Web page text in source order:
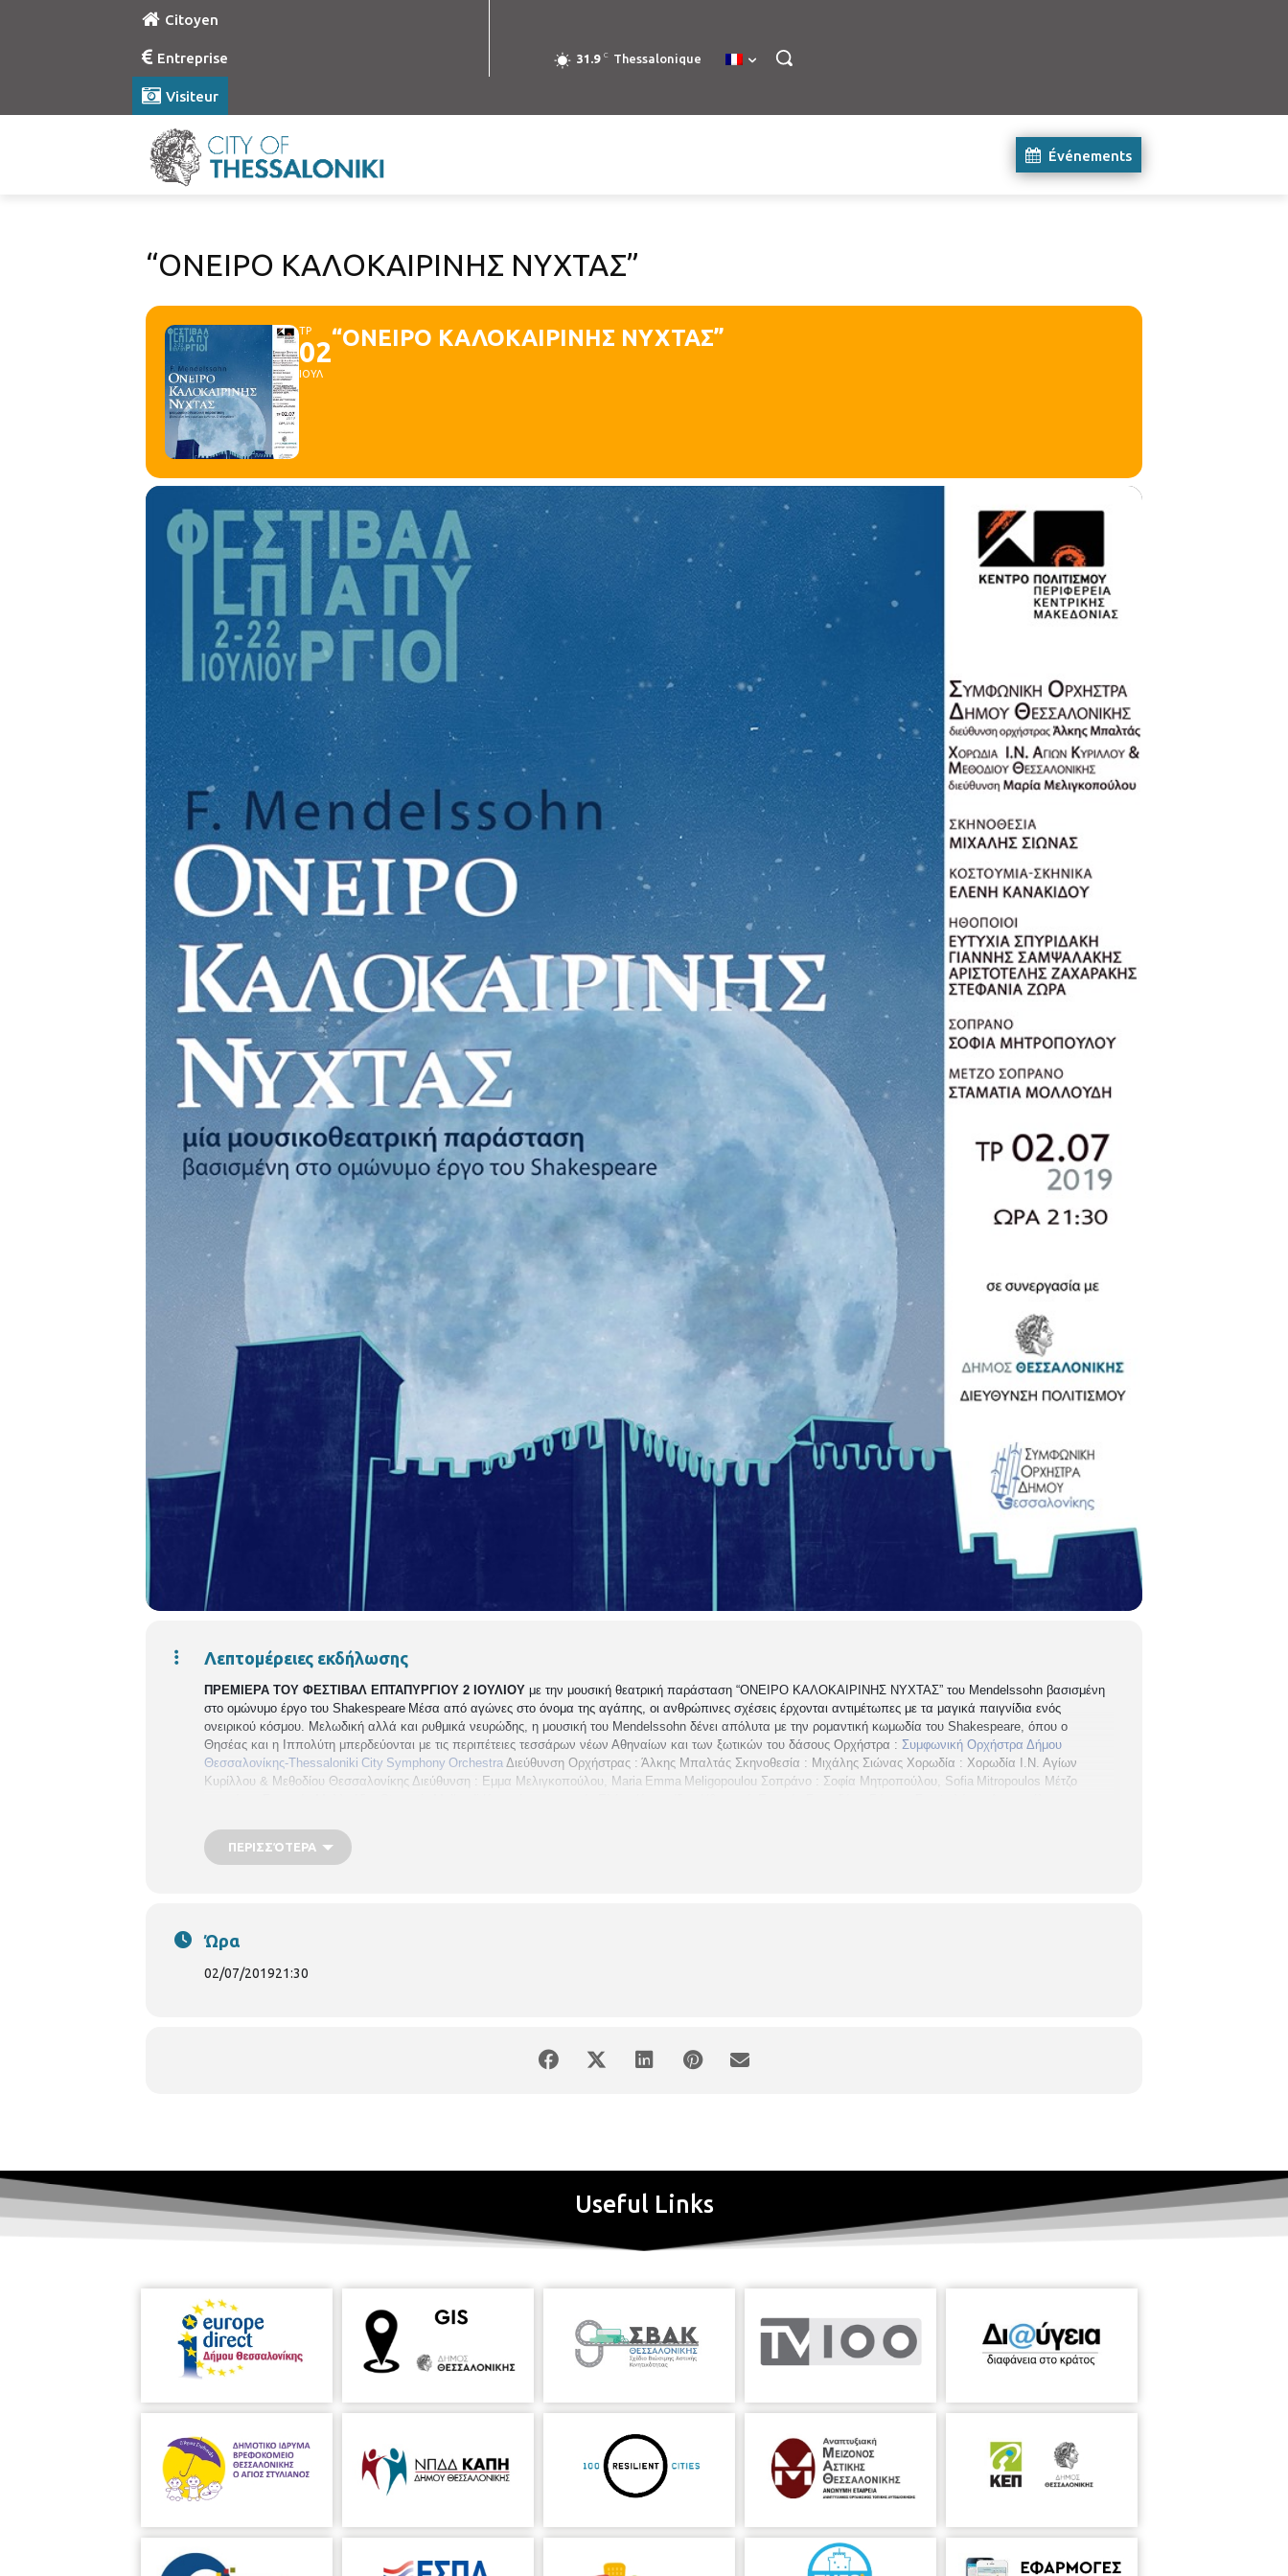
Citoyen
Entreprise
Visiteur
31.9 C Thessalonique
Événements
“ΟΝΕΙΡΟ ΚΑΛΟΚΑΙΡΙΝΗΣ ΝΥΧΤΑΣ”
ΤΡ
02
ΙΟΥΛ
“ΟΝΕΙΡΟ ΚΑΛΟΚΑΙΡΙΝΗΣ ΝΥΧΤΑΣ”
Λεπτομέρειες εκδήλωσης
ΠΡΕΜΙΕΡΑ ΤΟΥ ΦΕΣΤΙΒΑΛ ΕΠΤΑΠΥΡΓΙΟΥ 2 ΙΟΥΛΙΟΥ με την μουσική θεατρική παράσταση “ΟΝΕΙΡΟ ΚΑΛΟΚΑΙΡΙΝΗΣ ΝΥΧΤΑΣ” του Μendelssohn βασισμένη
στο ομώνυμο έργο του Shakespeare Μέσα από αγώνες στο όνομα της αγάπης, οι ανθρώπινες σχέσεις έρχονται αντιμέτωπες με τα μαγικά παιγνίδια ενός
ονειρικού κόσμου. Μελωδική αλλά και ρυθμικά νευρώδης, η μουσική του Mendelssohn δένει απόλυτα με την ρομαντική κωμωδία του Shakespeare, όπου ο
Θησέας και η Ιππολύτη μπερδεύονται με τις περιπέτειες τεσσάρων νέων Αθηναίων και των ξωτικών του δάσους Ορχήστρα : Συμφωνική Ορχήστρα Δήμου
Θεσσαλονίκης-Thessaloniki City Symphony Orchestra Διεύθυνση Ορχήστρας : Άλκης Μπαλτάς Σκηνοθεσία : Μιχάλης Σιώνας Χορωδία : Χορωδία Ι.Ν. Αγίων
Κυρίλλου & Μεθοδίου Θεσσαλονίκης Διεύθυνση : Εμμα Μελιγκοπούλου, Maria Emma Meligopoulou Σοπράνο : Σοφία Μητροπούλου, Sofia Mitropoulos Μέτζο
ΠΑΡΑΓΩΓΗ-ΔΙΟΡΓΑΝΩΣΗ:
Θεσσαλονίκης, Διεύθυνση Πολιτισμού
ΠΕΡΙΣΣΌΤΕΡΑ
Ώρα
02/07/201921:30
Useful Links